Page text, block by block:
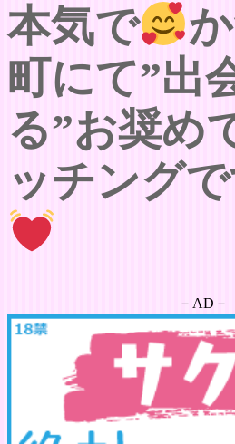
本気で
町にて”出
る”お奨め
ッチング
－AD－